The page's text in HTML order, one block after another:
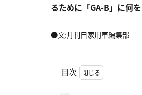
るために「GA-B」に何
●文:月刊自家用車編集部
目次